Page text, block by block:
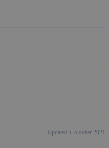
Updated 5. oktober 2021